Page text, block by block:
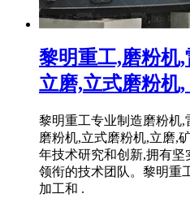
黎明重工,磨粉机
立磨,立式磨粉机,
黎明重工专业制造磨粉机
磨粉机,立式磨粉机,立磨,
年技术研究和创新,拥有
领衔的技术团队。黎明重
加工和 .